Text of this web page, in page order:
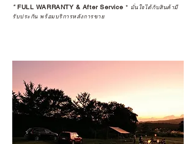
*FULL WARRANTY & After Service * มั่นใจได้กับสินค้ามี
รับประกัน พร้อมบริการหลังการขาย